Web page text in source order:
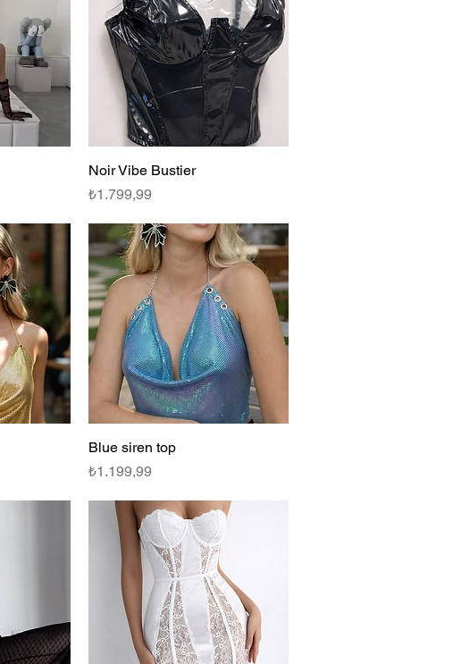
Hızlı Bakış
Noir Vibe Bustier
Fiyat
₺1.799,99
Hızlı Bakış
Blue siren top
Fiyat
₺1.199,99